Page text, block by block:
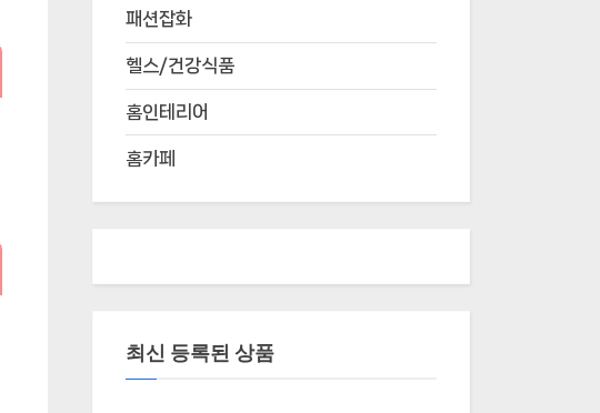
패션잡화
헬스/건강식품
홈인테리어
홈카페
최신 등록된 상품